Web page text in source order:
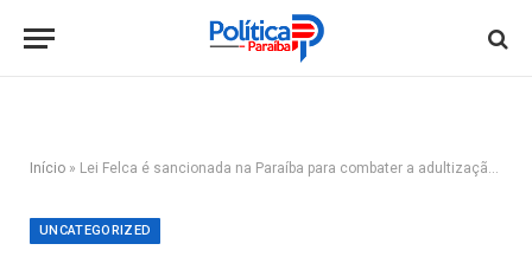
Início » Lei Felca é sancionada na Paraíba para combater a adultização de crianças
UNCATEGORIZED